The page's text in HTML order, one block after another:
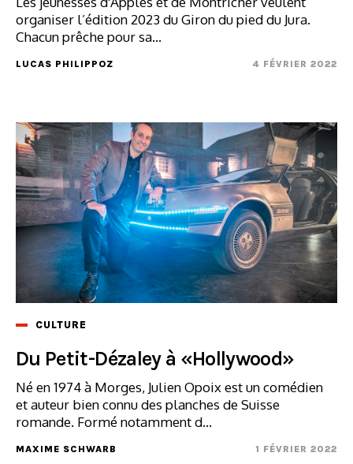
organiser l’édition 2023 du Giron du pied du Jura.
Chacun prêche pour sa...
LUCAS PHILIPPOZ 4 FÉVRIER 2022
CULTURE
Du Petit-Dézaley à «Hollywood»
Né en 1974 à Morges, Julien Opoix est un comédien
et auteur bien connu des planches de Suisse
romande. Formé notamment d...
MAXIME SCHWARB 1 FÉVRIER 2022